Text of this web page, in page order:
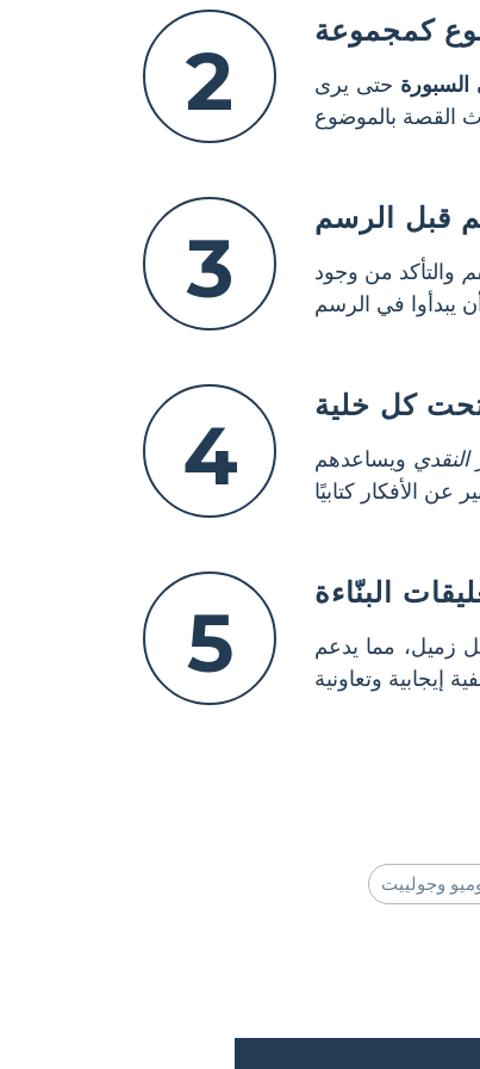
2
كمجموعة
السبورة حتى يرى
3
قبل الرسم
والتأكد من وجود
4
كل خلية
النقدي ويساعدهم
5
البنّاءة
زميل، مما يدعم